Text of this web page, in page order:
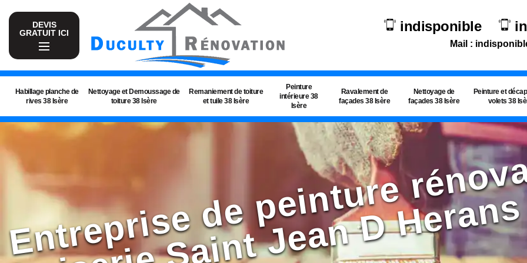
DEVIS
GRATUIT ICI
indisponible
Mail :
Habillage planche de
rives 38 Isère
Nettoyage et Demoussage de
toiture 38 Isère
Remaniement de toiture
et tuile 38 Isère
Peinture
intérieure 38
Isère
Ravalement de
façades 38 Isère
Nettoyage de
façades 38 Isère
Peinture et
volets 38